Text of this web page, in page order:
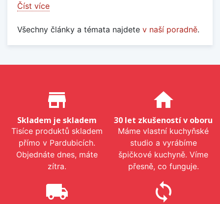
Číst více
Všechny články a témata najdete v naší poradně.
Proč nakupovat u nás?
store_mall_directory
Skladem je skladem
Tisíce produktů skladem
přímo v Pardubicích.
Objednáte dnes, máte
zítra.
home
30 let zkušeností v oboru
Máme vlastní kuchyňské
studio a vyrábíme
špičkové kuchyně. Víme
přesně, co funguje.
local_shipping sync